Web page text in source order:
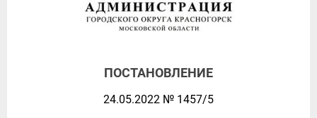
ПОСТАНОВЛЕНИЕ
24.05.2022 № 1457/5